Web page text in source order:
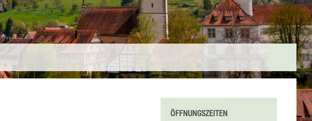
ÖFFNUNGSZEITEN